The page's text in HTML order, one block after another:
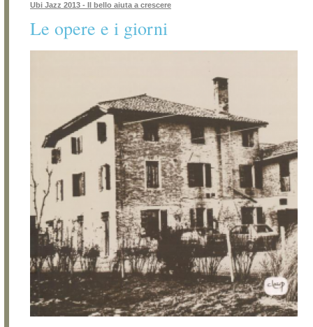
Ubi Jazz 2013 - Il bello aiuta a crescere
Le opere e i giorni